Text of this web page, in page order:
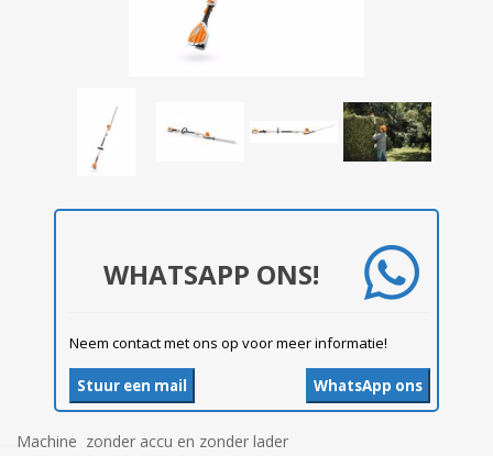
WHATSAPP ONS!
Neem contact met ons op voor meer informatie!
WhatsApp ons
Stuur een mail
Machine zonder accu en zonder lader